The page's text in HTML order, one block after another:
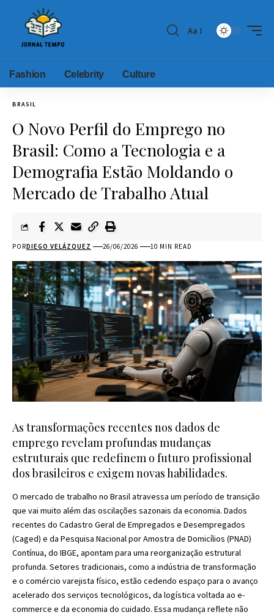
Aa
Fashion Celebrity Culture
BRASIL
O Novo Perfil do Emprego no
Brasil: Como a Tecnologia e a
Demografia Estão Moldando o
Mercado de Trabalho Atual
PORDIEGO VELÁZQUEZ 26/06/2026 10 MIN READ
As transformações recentes nos dados de
emprego revelam profundas mudanças
estruturais que redefinem o futuro profissional
dos brasileiros e exigem novas habilidades.
O mercado de trabalho no Brasil atravessa um período de transição
que vai muito além das oscilações sazonais da economia. Dados
recentes do Cadastro Geral de Empregados e Desempregados
(Caged) e da Pesquisa Nacional por Amostra de Domicílios (PNAD)
Contínua, do IBGE, apontam para uma reorganização estrutural
profunda. Setores tradicionais, como a indústria de transformação
e o comércio varejista físico, estão cedendo espaço para o avanço
acelerado dos serviços tecnológicos, da logística voltada ao e-
commerce e da economia do cuidado. Essa mudança reflete não